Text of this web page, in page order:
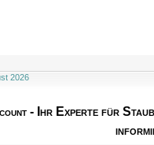
2026
- Ihr Experte für